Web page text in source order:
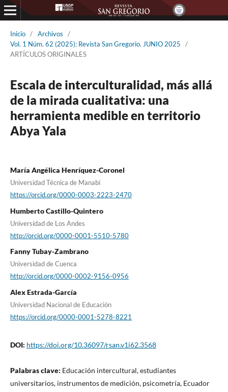
Inicio / Archivos
/
Vol. 1 Núm. 62 (2025): Revista San Gregorio. JUNIO 2025
/
ARTÍCULOS ORIGINALES
Escala de interculturalidad, más allá
de la mirada cualitativa: una
herramienta medible en territorio
Abya Yala
María Angélica Henríquez-Coronel
Universidad Técnica de Manabí
https://orcid.org/0000-0003-2223-2470
Humberto Castillo-Quintero
Universidad de Los Andes
http://orcid.org/0000-0001-5510-5780
Fanny Tubay-Zambrano
Universidad de Cuenca
http://orcid.org/0000-0002-9156-0956
Alex Estrada-García
Universidad Nacional de Educación
https://orcid.org/0000-0001-5278-8221
DOI: https://doi.org/10.36097/rsan.v1i62.3568
Palabras clave: Educación intercultural, estudiantes
universitarios, instrumentos de medición, psicometría, Ecuador